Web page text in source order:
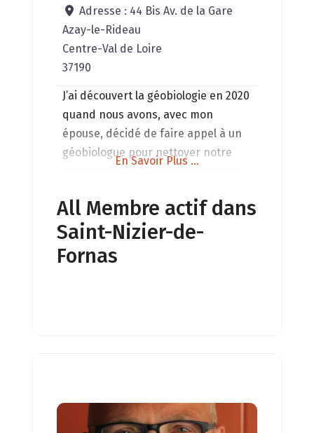
Adresse : 44 Bis Av. de la Gare
Azay-le-Rideau
Centre-Val de Loire
37190
J’ai découvert la géobiologie en 2020
quand nous avons, avec mon
épouse, décidé de faire appel à un
géobiologue pour nettoyer notre
2022, elle s’étant orientée ensuite
vers la kinésiologie en tant que
professionnelle. La géobiologie me
passionne quotidiennement. Les
En Savoir Plus ...
All Membre actif dans
Saint-Nizier-de-
Fornas